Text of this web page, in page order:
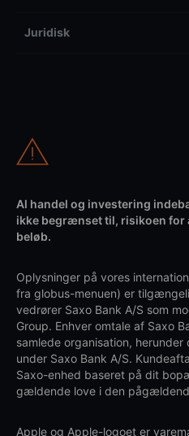
Juridisk
Al handel og investering
ikke begrænset til, risikoen for
beløb.
Oplysninger på vores
fra globus-menuen) er
vedrører Saxo Bank A/S som
Group. Enhver omtale af Saxo
samlede organisation,
under Saxo Bank A/S.
Saxo-enhed baseret på dit
gældende love i den
Apple og Apple-logoet er